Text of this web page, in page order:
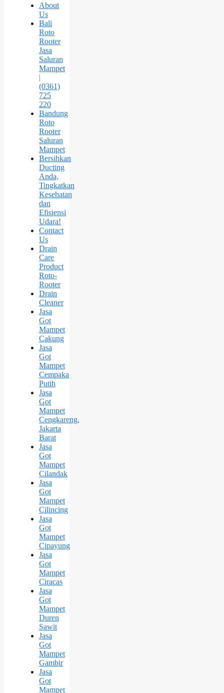
About
Us
Bali
Roto
Rooter
Jasa
Saluran
Mampet
|
(0361)
725
220
Bandung
Roto
Rooter
Saluran
Mampet
Bersihkan
Ducting
Anda,
Tingkatkan
Kesehatan
dan
Efisiensi
Udara!
Contact
Us
Drain
Care
Product
Roto-
Rooter
Drain
Cleaner
Jasa
Got
Mampet
Cakung
Jasa
Got
Mampet
Cempaka
Putih
Jasa
Got
Mampet
Cengkareng,
Jakarta
Barat
Jasa
Got
Mampet
Cilandak
Jasa
Got
Mampet
Cilincing
Jasa
Got
Mampet
Cipayung
Jasa
Got
Mampet
Ciracas
Jasa
Got
Mampet
Duren
Sawit
Jasa
Got
Mampet
Gambir
Jasa
Got
Mampet